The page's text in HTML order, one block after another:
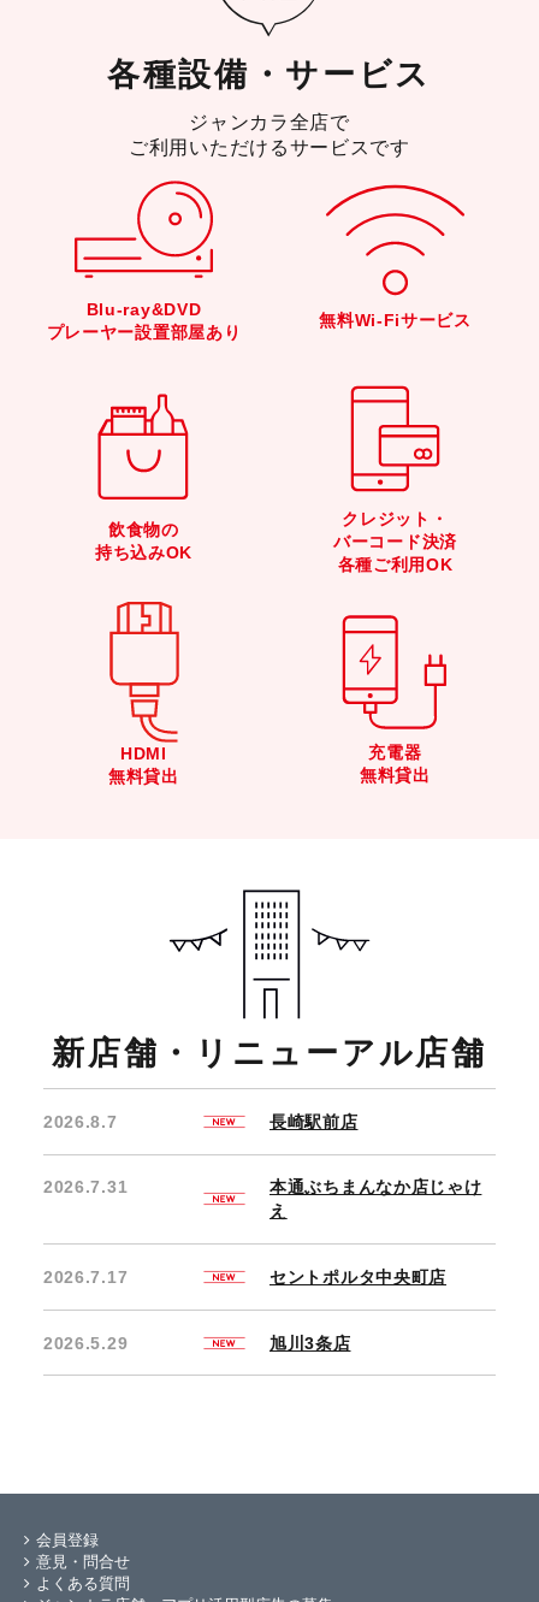
各種設備・サービス
ジャンカラ全店で
ご利用いただけるサービスです
Blu-ray&DVD
プレーヤー設置部屋あり
無料Wi-Fiサービス
飲食物の
持ち込みOK
クレジット・
バーコード決済
各種ご利用OK
HDMI
無料貸出
充電器
無料貸出
新店舗・リニューアル店舗
2026.8.7 長崎駅前店
2026.7.31
本通ぶちまんなか店じゃけ
え
2026.7.17 セントポルタ中央町店
2026.5.29 旭川3条店
会員登録
意見・問合せ
よくある質問